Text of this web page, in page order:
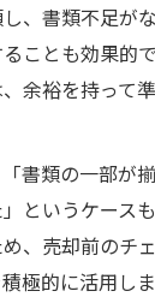
、書類不足が
ことも効果的
余裕を持って
書類の一部が
というケース
、売却前のチ
極的に活用しま